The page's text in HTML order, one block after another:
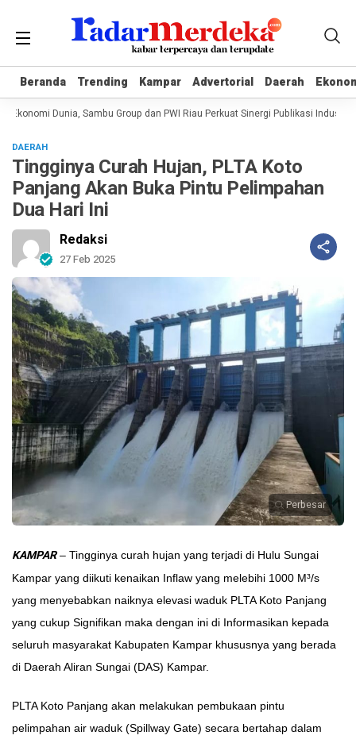
Beranda Trending Kampar Advertorial Daerah
Beranda Trending Kampar Advertorial Daerah
Ekonomi Dunia, Sambu Group dan PWI Riau Perkuat Sinergi Publikasi Industri
DAERAH
Tingginya Curah Hujan, PLTA Koto
Panjang Akan Buka Pintu Pelimpahan
Dua Hari Ini
Redaksi
27 Feb 2025
Perbesar
KAMPAR– Tingginya curah hujan yang terjadi di Hulu Sungai
Kampar yang diikuti kenaikan Inflaw yang melebihi 1000 M³/s
yang menyebabkan naiknya elevasi waduk PLTA Koto Panjang
yang cukup Signifikan maka dengan ini di Informasikan kepada
seluruh masyarakat Kabupaten Kampar khususnya yang berada
di Daerah Aliran Sungai (DAS) Kampar.
PLTA Koto Panjang akan melakukan pembukaan pintu
pelimpahan air waduk (Spillway Gate) secara bertahap dalam